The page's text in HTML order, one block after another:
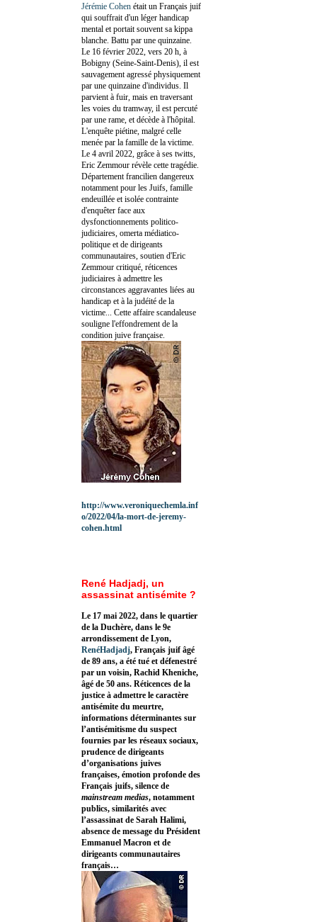
Jérémie Cohen était un Français juif
qui souffrait d'un léger handicap
mental et portait souvent sa kippa
blanche. Battu par une quinzaine.
Le 16 février 2022, vers 20 h, à
Bobigny (Seine-Saint-Denis), il est
sauvagement agressé physiquement
par une quinzaine d'individus. Il
parvient à fuir, mais en traversant
les voies du tramway, il est percuté
par une rame, et décède à l'hôpital.
L'enquête piétine, malgré celle
menée par la famille de la victime.
Le 4 avril 2022, grâce à ses twitts,
Eric Zemmour révèle cette tragédie.
Département francilien dangereux
notamment pour les Juifs, famille
endeuillée et isolée contrainte
d'enquêter face aux
dysfonctionnements politico-
judiciaires, omerta médiatico-
politique et de dirigeants
communautaires, soutien d'Eric
Zemmour critiqué, réticences
judiciaires à admettre les
circonstances aggravantes liées au
handicap et à la judéité de la
victime... Cette affaire scandaleuse
souligne l'effondrement de la
condition juive française.
http://www.veroniquechemla.inf
o/2022/04/la-mort-de-jeremy-
cohen.html
René Hadjadj, un
assassinat antisémite ?
Le 17 mai 2022, dans le quartier
de la Duchère, dans le 9e
arrondissement de Lyon,
RenéHadjadj, Français juif âgé
de 89 ans, a été tué et défenestré
par un voisin, Rachid Kheniche,
âgé de 50 ans. Réticences de la
justice à admettre le caractère
antisémite du meurtre,
informations déterminantes sur
l’antisémitisme du suspect
fournies par les réseaux sociaux,
prudence de dirigeants
d’organisations juives
françaises, émotion profonde des
Français juifs, silence de
mainstream medias, notamment
publics, similarités avec
l’assassinat de Sarah Halimi,
absence de message du Président
Emmanuel Macron et de
dirigeants communautaires
français…